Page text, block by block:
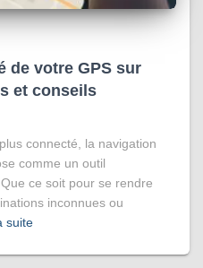
de votre GPS sur
et conseils
connecté, la navigation
comme un outil
ce soit pour se rendre
inconnues ou
suite